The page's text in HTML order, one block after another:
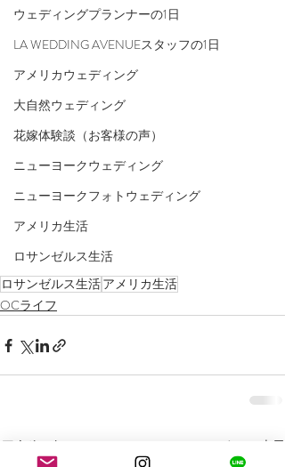
ウェディングプランナーの1日
LA WEDDING AVENUEスタッフの1日
アメリカウェディング
大自然ウェディング
花嫁体験談（お客様の声）
ニューヨークウェディング
ニューヨークフォトウェディング
アメリカ生活
ロサンゼルス生活
ロサンゼルス生活アメリカ生活
OCライフ
最新記事 すべて表示